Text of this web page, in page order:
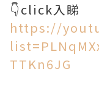
https://
TTKn6JG